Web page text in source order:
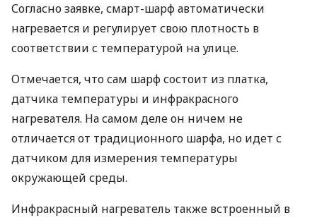
Согласно заявке, смарт-шарф автоматически
нагревается и регулирует свою плотность в
соответствии с температурой на улице.
Отмечается, что сам шарф состоит из платка,
датчика температуры и инфракрасного
нагревателя. На самом деле он ничем не
отличается от традиционного шарфа, но идет с
датчиком для измерения температуры
окружающей среды.
Инфракрасный нагреватель также встроенный в